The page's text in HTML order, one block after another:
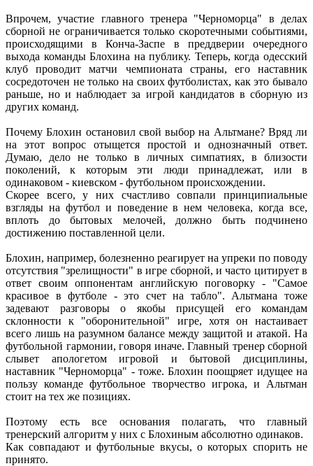
Впрочем, участие главного тренера "Черноморца" в делах
сборной не ограничивается только скоротечными событиями,
происходящими в Конча-Заспе в преддверии очередного
выхода команды Блохина на публику. Теперь, когда одесский
клуб проводит матчи чемпионата страны, его наставник
сосредоточен не только на своих футболистах, как это бывало
раньше, но и наблюдает за игрой кандидатов в сборную из
других команд.
Почему Блохин остановил свой выбор на Альтмане? Вряд ли
на этот вопрос отыщется простой и однозначный ответ.
Думаю, дело не только в личных симпатиях, в близости
поколений, к которым эти люди принадлежат, или в
одинаковом - киевском - футбольном происхождении.
Скорее всего, у них счастливо совпали принципиальные
взгляды на футбол и поведение в нем человека, когда все,
вплоть до бытовых мелочей, должно быть подчинено
достижению поставленной цели.
Блохин, например, болезненно реагирует на упреки по поводу
отсутствия "зрелищности" в игре сборной, и часто цитирует в
ответ своим оппонентам английскую поговорку - "Самое
красивое в футболе - это счет на табло". Альтмана тоже
задевают разговоры о якобы присущей его командам
склонности к "оборонительной" игре, хотя он настаивает
всего лишь на разумном балансе между защитой и атакой. На
футбольной гармонии, говоря иначе. Главный тренер сборной
слывет апологетом игровой и бытовой дисциплины,
наставник "Черноморца" - тоже. Блохин поощряет идущее на
пользу команде футбольное творчество игрока, и Альтман
стоит на тех же позициях.
Поэтому есть все основания полагать, что главный
тренерский алгоритм у них с Блохиным абсолютно одинаков.
Как совпадают и футбольные вкусы, о которых спорить не
принято.